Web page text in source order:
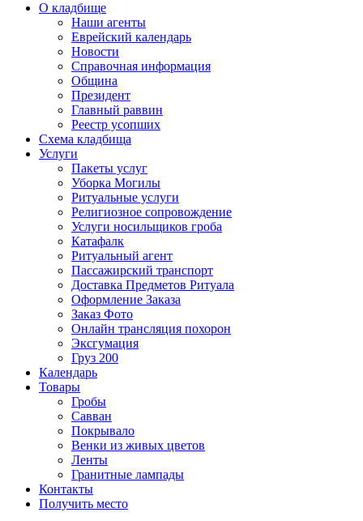
О кладбище
Наши агенты
Еврейский календарь
Новости
Справочная информация
Община
Президент
Главный раввин
Реестр усопших
Схема кладбища
Услуги
Пакеты услуг
Уборка Могилы
Ритуальные услуги
Религиозное сопровождение
Услуги носильщиков гроба
Катафалк
Ритуальный агент
Пассажирский транспорт
Доставка Предметов Ритуала
Оформление Заказа
Заказ Фото
Онлайн трансляция похорон
Эксгумация
Груз 200
Календарь
Товары
Гробы
Савван
Покрывало
Венки из живых цветов
Ленты
Гранитные лампады
Контакты
Получить место